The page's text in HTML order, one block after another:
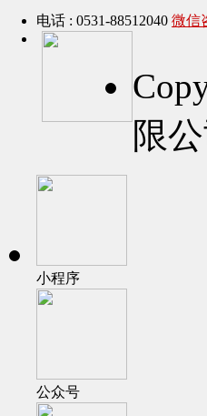
电话 : 0531-88512040 微信
限
小程序
公众号